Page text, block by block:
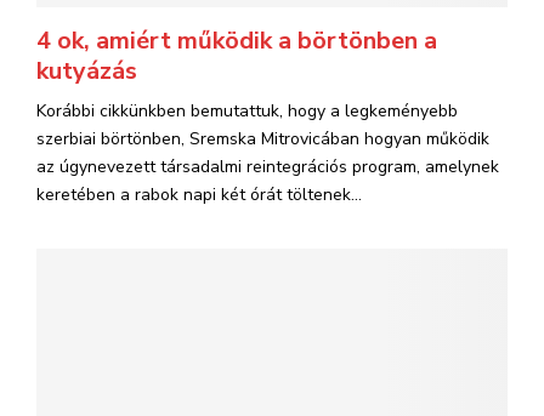
4 ok, amiért működik a börtönben a
kutyázás
Korábbi cikkünkben bemutattuk, hogy a legkeményebb
szerbiai börtönben, Sremska Mitrovicában hogyan működik
az úgynevezett társadalmi reintegrációs program, amelynek
keretében a rabok napi két órát töltenek...